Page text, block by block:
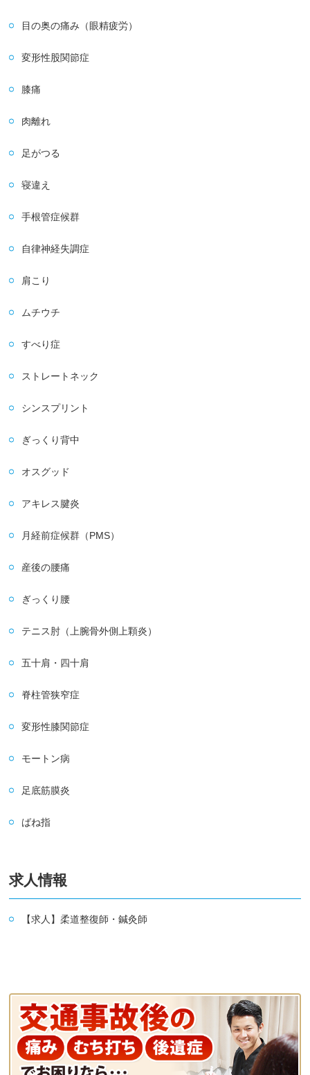
目の奥の痛み（眼精疲労）
変形性股関節症
膝痛
肉離れ
足がつる
寝違え
手根管症候群
自律神経失調症
肩こり
ムチウチ
すべり症
ストレートネック
シンスプリント
ぎっくり背中
オスグッド
アキレス腱炎
月経前症候群（PMS）
産後の腰痛
ぎっくり腰
テニス肘（上腕骨外側上顆炎）
五十肩・四十肩
脊柱管狭窄症
変形性膝関節症
モートン病
足底筋膜炎
ばね指
求人情報
【求人】柔道整復師・鍼灸師